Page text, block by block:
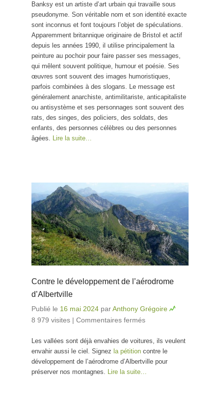
Banksy est un artiste d’art urbain qui travaille sous
pseudonyme. Son véritable nom et son identité exacte
sont inconnus et font toujours l’objet de spéculations.
Apparemment britannique originaire de Bristol et actif
depuis les années 1990, il utilise principalement la
peinture au pochoir pour faire passer ses messages,
qui mêlent souvent politique, humour et poésie. Ses
œuvres sont souvent des images humoristiques,
parfois combinées à des slogans. Le message est
généralement anarchiste, antimilitariste, anticapitaliste
ou antisystème et ses personnages sont souvent des
rats, des singes, des policiers, des soldats, des
enfants, des personnes célèbres ou des personnes
âgées. Lire la suite…
Contre le développement de l’aérodrome
d’Albertville
Publié le 16 mai 2024 parAnthony Grégoire
8 979 visites | Commentaires fermés
de l’aérodrome
d’Albertville
Les vallées sont déjà envahies de voitures, ils veulent
envahir aussi le ciel. Signez la pétition contre le
développement de l’aérodrome d’Albertville pour
préserver nos montagnes.
Lire la suite…